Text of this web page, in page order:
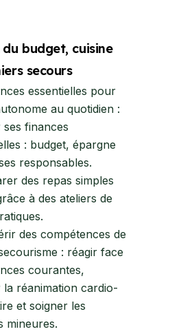
du budget, cuisine
secours
essentielles pour
au quotidien :
finances
: budget, épargne
responsables.
des repas simples
à des ateliers de
des compétences de
: réagir face
courantes,
la réanimation cardio-
et soigner les
mineures.